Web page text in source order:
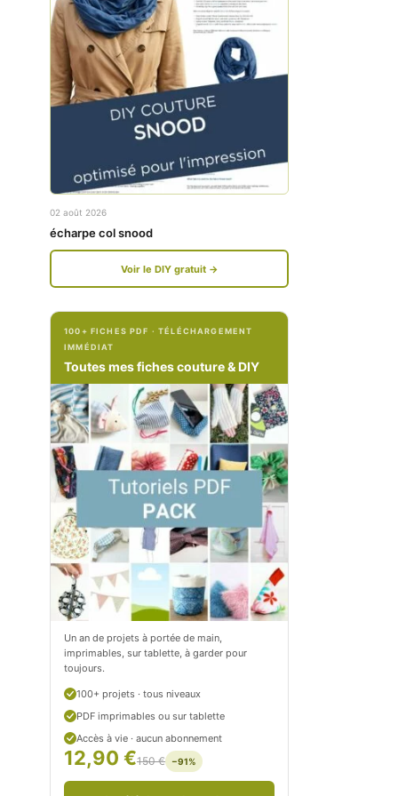
w
w
f
e
b
o
.
c
o
m
t
i
t
i
t
r
o
w
w
.
i
t
g
m
.
c
o
m
/
e
t
i
c
i
t
r
02 août 2026
écharpe col snood
Voir le DIY gratuit →
100+ FICHES PDF · TÉLÉCHARGEMENT
IMMÉDIAT
Toutes mes fiches couture & DIY
Un an de projets à portée de main,
imprimables, sur tablette, à garder pour
toujours.
100+ projets · tous niveaux
PDF imprimables ou sur tablette
Accès à vie · aucun abonnement
12,90 €150 € −91%